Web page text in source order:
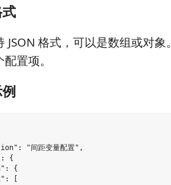
JSON 格式，可以是数组或对
置项。
"间距变量配置",
{
{
[